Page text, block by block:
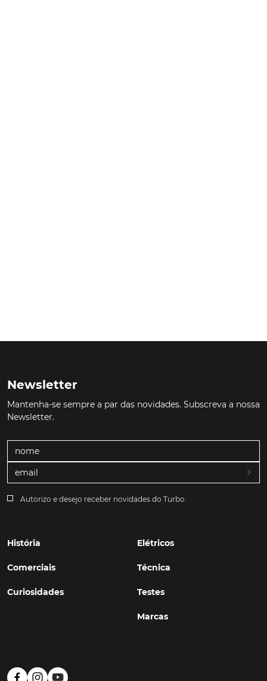
Newsletter
Mantenha-se sempre a par das novidades. Subscreva a nossa
Newsletter.
Autorizo e desejo receber novidades do Turbo.
História
Comerciais
Curiosidades
Elétricos
Técnica
Testes
Marcas